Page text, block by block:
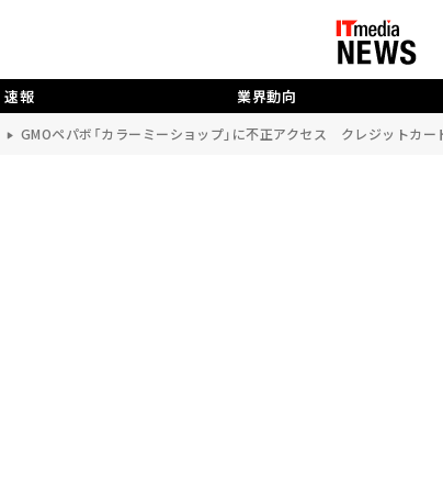
速報 業界動向
GMOペパボ「カラーミーショップ」に不正アクセス クレジットカー